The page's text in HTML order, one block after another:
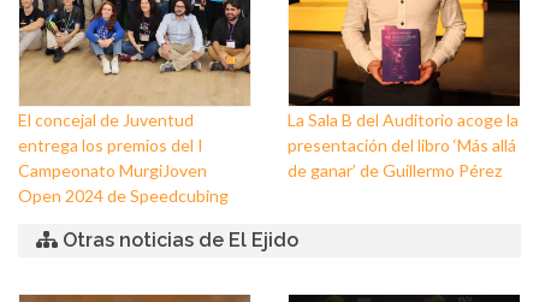
El concejal de Juventud
entrega los premios del I
Campeonato MurgiJoven
Open 2024 de Speedcubing
La Sala B del Auditorio acoge la
presentación del libro ‘Más allá
de ganar’ de Guillermo Pérez
Otras noticias de El Ejido